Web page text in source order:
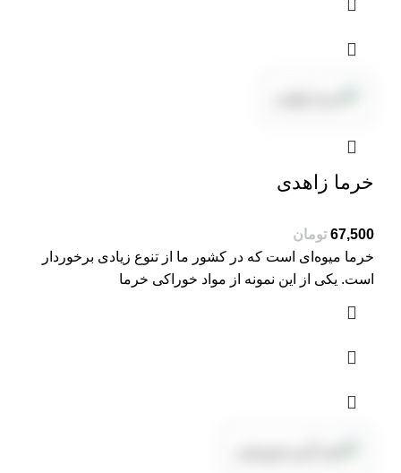
خرما زاهدی
تومان
خرما میوه‌ای است که در کشور ما از تنوع زیادی برخوردار
است. یکی از این نمونه از مواد خوراکی خرما